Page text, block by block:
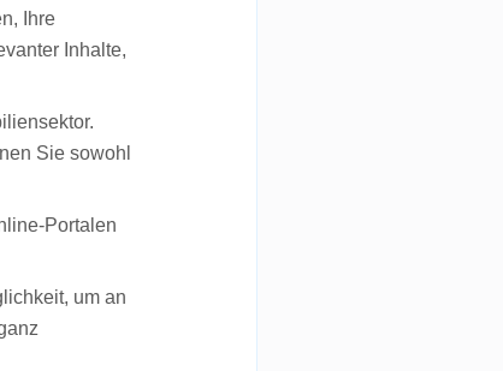
Ihre
Inhalte,
Sie sowohl
Portalen
um an